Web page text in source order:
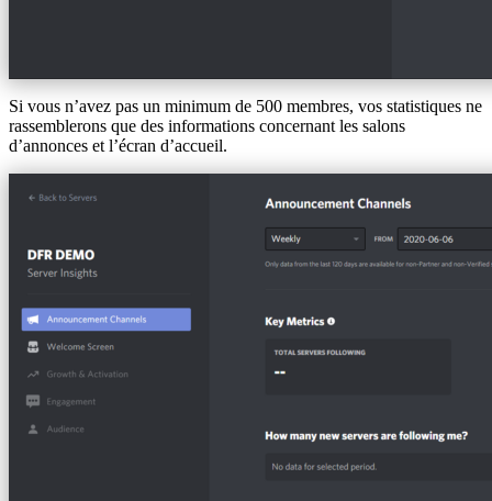
Si vous n’avez pas un minimum de 500 membres, vos statistiques ne
rassemblerons que des informations concernant les salons
d’annonces et l’écran d’accueil.